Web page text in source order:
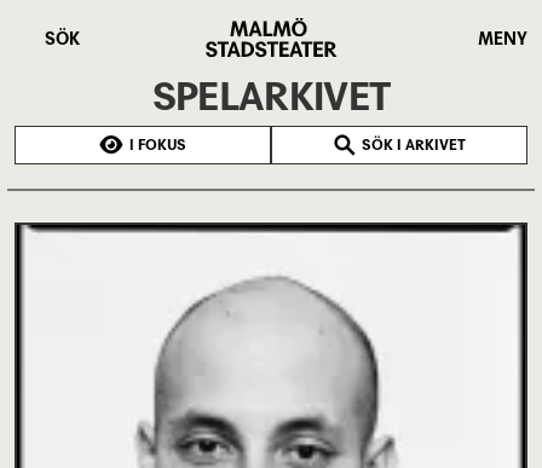
SÖK
Stadsteater
MENY
SPELARKIVET
I FOKUS SÖK I ARKIVET